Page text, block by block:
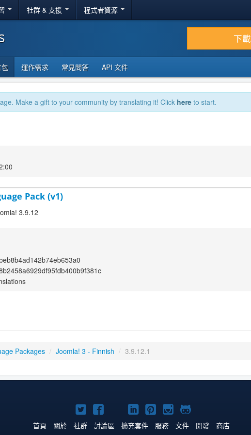
社群 & 支援 程式者資源
下載
運作需求 常見問答 API 文件
Make a gift to your community by translating it! Click here to start.
Pack (v1)
3.9.12
Packages / Joomla! 3 - Finnish / 3.9.12.1
Twitter
上
Facebook
上
YouTube
上
Linkedln
上
Pinterest
上
Instagram
上
GitHub
上
首頁 關於 社群 討論區 擴充套件 服務 文件 開發 商店